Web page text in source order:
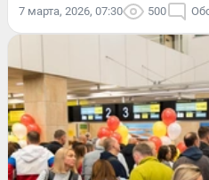
7 марта, 2026, 07:30 500